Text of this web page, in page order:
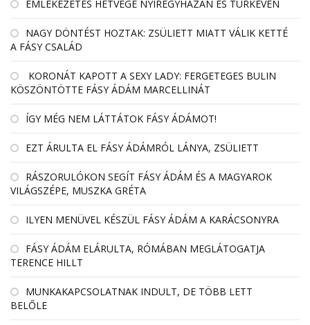
EMLÉKEZETES HÉTVÉGE NYÍREGYHÁZÁN ÉS TÚRKEVÉN
NAGY DÖNTÉST HOZTAK: ZSÜLIETT MIATT VÁLIK KETTÉ
A FÁSY CSALÁD
KORONÁT KAPOTT A SEXY LADY: FERGETEGES BULIN
KÖSZÖNTÖTTE FÁSY ÁDÁM MARCELLINÁT
ÍGY MÉG NEM LÁTTÁTOK FÁSY ÁDÁMOT!
EZT ÁRULTA EL FÁSY ÁDÁMRÓL LÁNYA, ZSÜLIETT
RÁSZORULÓKON SEGÍT FÁSY ÁDÁM ÉS A MAGYAROK
VILÁGSZÉPE, MUSZKA GRÉTA
ILYEN MENÜVEL KÉSZÜL FÁSY ÁDÁM A KARÁCSONYRA
FÁSY ÁDÁM ELÁRULTA, RÓMÁBAN MEGLÁTOGATJA
TERENCE HILLT
MUNKAKAPCSOLATNAK INDULT, DE TÖBB LETT
BELŐLE